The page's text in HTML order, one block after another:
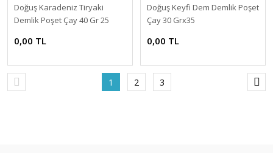
Doğuş Karadeniz Tiryaki
Demlik Poşet Çay 40 Gr 25
0,00 TL
Doğuş Keyfi Dem Demlik Poşet
Çay 30 Grx35
0,00 TL
1 2 3